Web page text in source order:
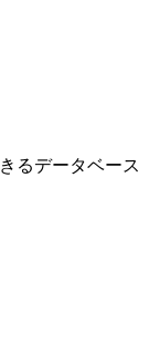
るデータベース